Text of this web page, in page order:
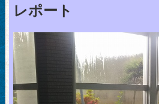
レポート